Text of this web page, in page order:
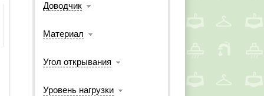
Доводчик
Материал
Угол открывания
Уровень нагрузки